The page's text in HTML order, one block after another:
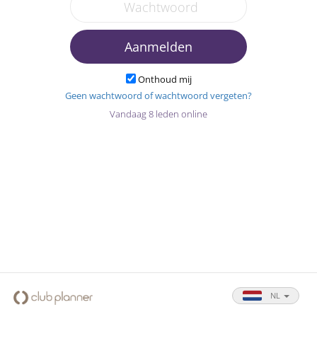
Aanmelden
Onthoud mij
Geen wachtwoord of wachtwoord vergeten?
Vandaag 8 leden online
NL